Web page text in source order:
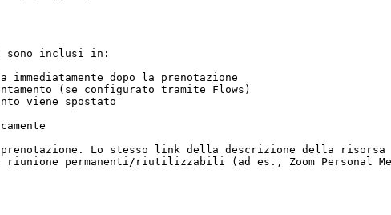
sono inclusi in:
dopo la prenotazione
(se configurato tramite Flows)
viene spostato
Lo stesso link della descrizione della
permanenti/riutilizzabili (ad es., Zoom Personal